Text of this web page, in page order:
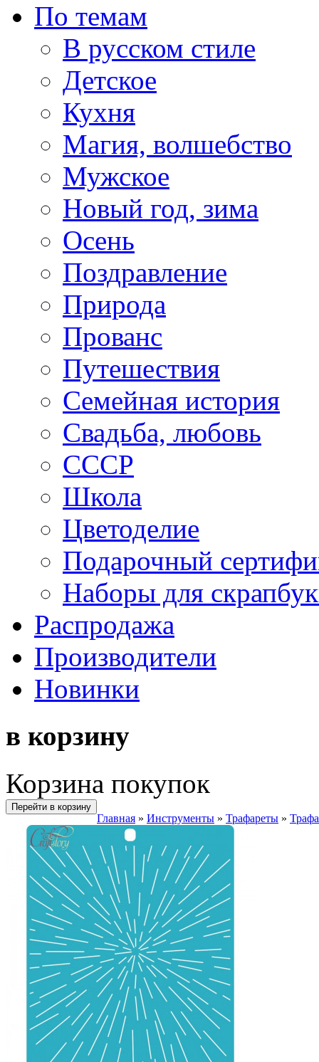
По темам
В русском стиле
Детское
Кухня
Магия, волшебство
Мужское
Новый год, зима
Осень
Поздравление
Природа
Прованс
Путешествия
Семейная история
Свадьба, любовь
СССР
Школа
Цветоделие
Подарочный
Наборы для
Распродажа
Производители
Новинки
в корзину
Корзина покупок
Перейти в корзину
Главная » Инструменты » Трафареты »